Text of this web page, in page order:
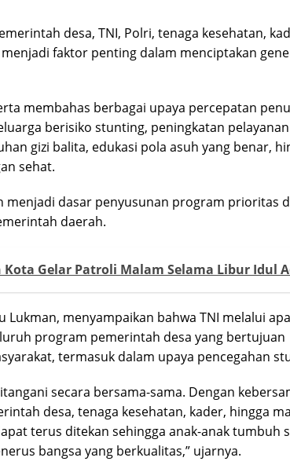
desa, TNI, Polri, tenaga kesehatan,
faktor penting dalam menciptakan
membahas berbagai upaya percepatan
berisiko stunting, peningkatan pelayanan
gizi balita, edukasi pola asuh yang benar,
sehat.
menjadi dasar penyusunan program prioritas
daerah.
Kota Gelar Patroli Malam Selama Libur Idul
Lukman, menyampaikan bahwa TNI melalui
program pemerintah desa yang bertujuan
termasuk dalam upaya pencegahan
secara bersama-sama. Dengan
desa, tenaga kesehatan, kader, hingga
terus ditekan sehingga anak-anak tumbuh
bangsa yang berkualitas,” ujarnya.